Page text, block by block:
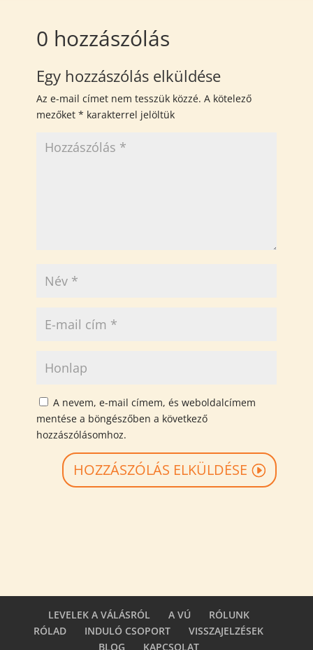
0 hozzászólás
Egy hozzászólás elküldése
Az e-mail címet nem tesszük közzé. A kötelező
mezőket * karakterrel jelöltük
A nevem, e-mail címem, és weboldalcímem
mentése a böngészőben a következő
hozzászólásomhoz.
HOZZÁSZÓLÁS ELKÜLDÉSE
LEVELEK A VÁLÁSRÓL A VÚ
RÓLUNK
RÓLAD
INDULÓ CSOPORT
VISSZAJELZÉSEK
BLOG
KAPCSOLAT